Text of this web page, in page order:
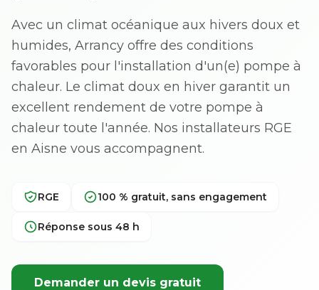
Avec un climat océanique aux hivers doux et
humides, Arrancy offre des conditions
favorables pour l'installation d'un(e) pompe à
chaleur. Le climat doux en hiver garantit un
excellent rendement de votre pompe à
chaleur toute l'année. Nos installateurs RGE
en Aisne vous accompagnent.
RGE 100 % gratuit, sans engagement
Réponse sous 48 h
Demander un devis gratuit